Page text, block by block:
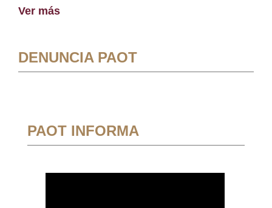
Ver más
DENUNCIA PAOT
PAOT INFORMA